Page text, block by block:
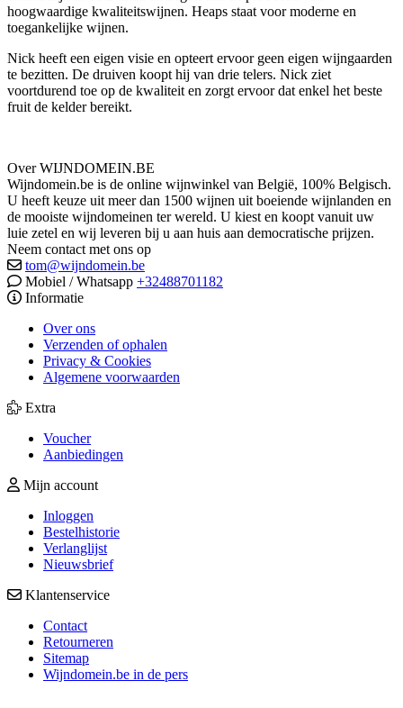
hoogwaardige kwaliteitswijnen. Heaps staat voor moderne en
toegankelijke wijnen.
Nick heeft een eigen visie en opteert ervoor geen eigen wijngaarden
te bezitten. De druiven koopt hij van drie telers. Nick ziet
voortdurend toe op de kwaliteit en zorgt ervoor dat enkel het beste
fruit de kelder bereikt.
Over WIJNDOMEIN.BE
Wijndomein.be is de online wijnwinkel van België, 100% Belgisch.
U heeft keuze uit meer dan 1500 wijnen uit boeiende wijnlanden en
de mooiste wijndomeinen ter wereld. U kiest en koopt vanuit uw
luie zetel en wij leveren bij u aan huis aan democratische prijzen.
Neem contact met ons op
tom@wijndomein.be
Mobiel / Whatsapp +32488701182
Informatie
Over ons
Verzenden of ophalen
Privacy & Cookies
Algemene voorwaarden
Extra
Voucher
Aanbiedingen
Mijn account
Inloggen
Bestelhistorie
Verlanglijst
Nieuwsbrief
Klantenservice
Contact
Retourneren
Sitemap
Wijndomein.be in de pers